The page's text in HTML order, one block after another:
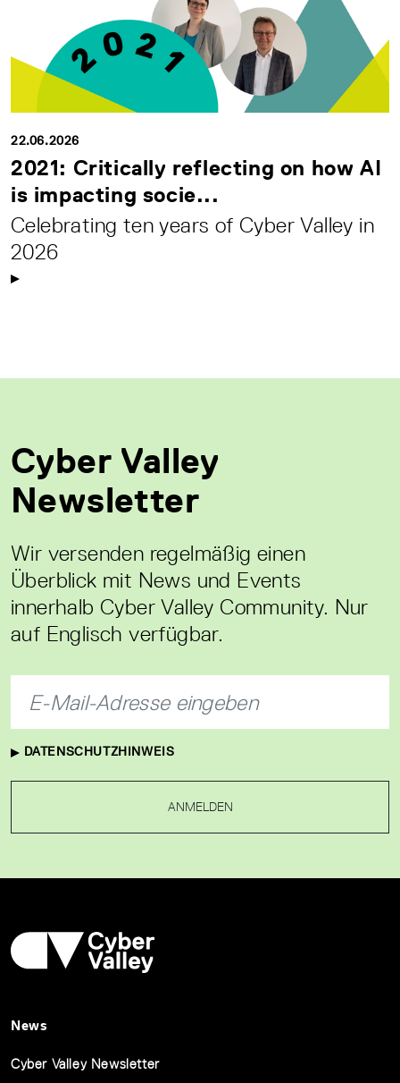
22.06.2026
2021: Critically reflecting on how AI
is impacting socie...
Celebrating ten years of Cyber Valley in
2026
Cyber Valley
Newsletter
Wir versenden regelmäßig einen
Überblick mit News und Events
innerhalb Cyber Valley Community. Nur
auf Englisch verfügbar.
DATENSCHUTZHINWEIS
ANMELDEN
News
Cyber Valley Newsletter